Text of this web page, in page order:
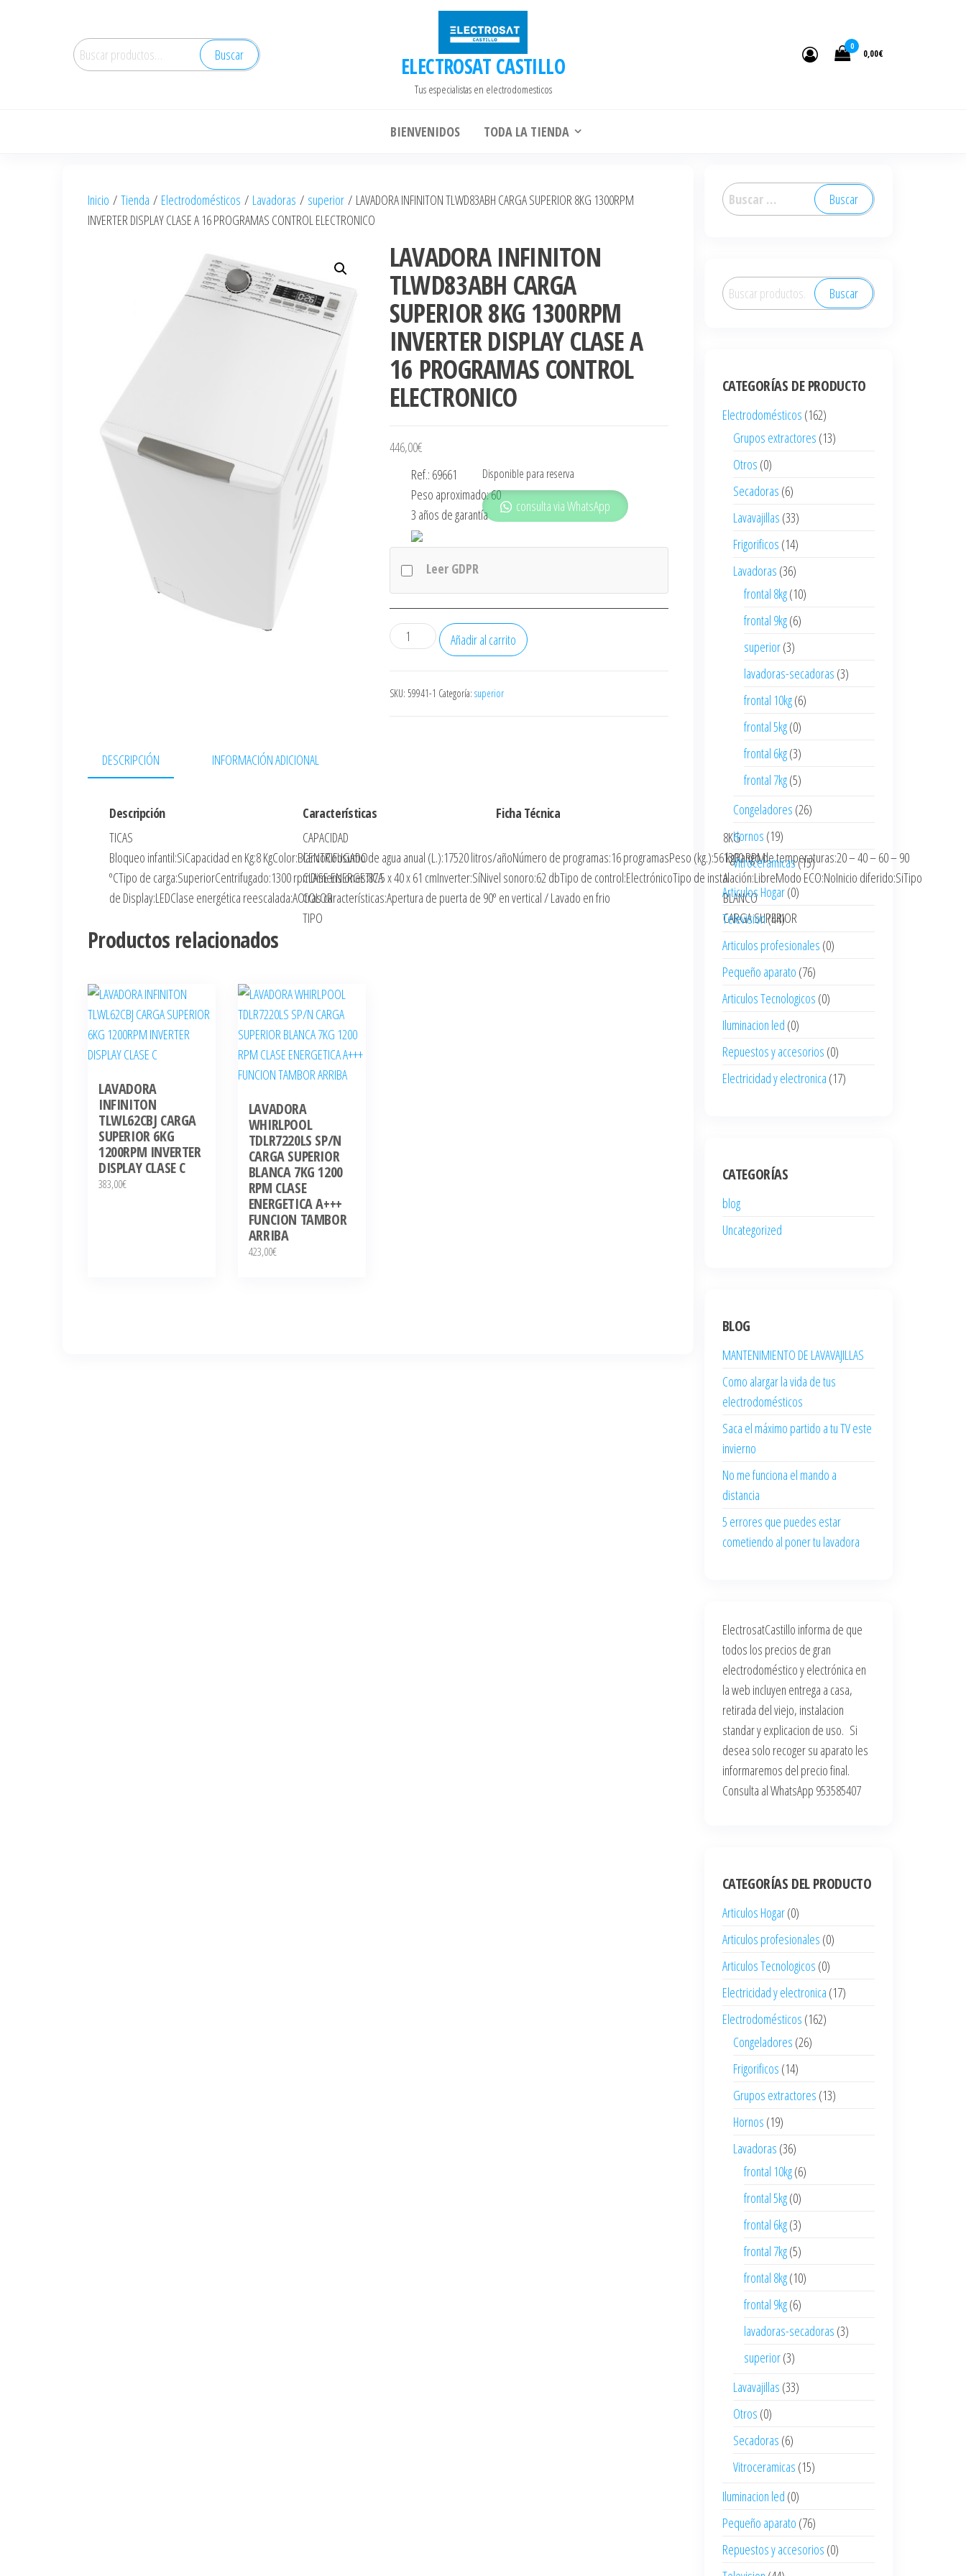
Buscar
por:
Buscar ELECTROSAT CASTILLO
Tus especialistas en electrodomesticos
0
0,00€
BIENVENIDOS TODA LA TIENDA
Inicio / Tienda / Electrodomésticos / Lavadoras / superior / LAVADORA INFINITON TLWD83ABH CARGA SUPERIOR 8KG 1300RPM
INVERTER DISPLAY CLASE A 16 PROGRAMAS CONTROL ELECTRONICO
LAVADORA INFINITON
TLWD83ABH CARGA
SUPERIOR 8KG 1300RPM
INVERTER DISPLAY CLASE A
16 PROGRAMAS CONTROL
ELECTRONICO
446,00€
Ref.: 69661
Peso aproximado: 60
3 años de garantía
Disponible para reserva
consulta via WhatsApp
Leer GDPR
LAVADORA
INFINITON
CARGA
16
PROGRAMAS
CONTROL
Añadir al carrito
SKU: 59941-1 Categoría: superior
DESCRIPCIÓN INFORMACIÓN ADICIONAL
Descripción
TICAS
Bloqueo infantil:SiCapacidad en Kg:8 KgColor:BlancoConsumo de agua anual (L.):17520 litros/añoNúmero de programas:16 programasPeso (kg.):56 kgRango de temperaturas:20 – 40 – 60 – 90
ºCTipo de carga:SuperiorCentrifugado:1300 rpmDimensiones:87.5 x 40 x 61 cmInverter:SíNivel sonoro:62 dbTipo de control:ElectrónicoTipo de instalación:LibreModo ECO:NoInicio diferido:SiTipo
de Display:LEDClase energética reescalada:AOtras características:Apertura de puerta de 90º en vertical / Lavado en frio
Características
CAPACIDAD
8KG
CENTRIFUGADO
1300 RPM
CLASE ENERGETICA
A
COLOR
BLANCO
TIPO
CARGA SUPERIOR
Ficha Técnica
Productos relacionados
LAVADORA
INFINITON
TLWL62CBJ CARGA
SUPERIOR 6KG
1200RPM INVERTER
DISPLAY CLASE C
383,00€
LAVADORA
WHIRLPOOL
TDLR7220LS SP/N
CARGA SUPERIOR
BLANCA 7KG 1200
RPM CLASE
ENERGETICA A+++
FUNCION TAMBOR
ARRIBA
423,00€
Buscar:
Buscar
por:
Buscar
CATEGORÍAS DE PRODUCTO
Electrodomésticos (162)
Grupos extractores (13)
Otros (0)
Secadoras (6)
Lavavajillas (33)
Frigorificos (14)
Lavadoras (36)
frontal 8kg(10)
frontal 9kg(6)
superior(3)
lavadoras-secadoras (3)
frontal 10kg(6)
frontal 5kg(0)
frontal 6kg(3)
frontal 7kg(5)
Congeladores (26)
Hornos (19)
Vitroceramicas(15)
Articulos Hogar(0)
Television(44)
Articulos profesionales (0)
Pequeño aparato (76)
Articulos Tecnologicos (0)
Iluminacion led (0)
Repuestos y accesorios (0)
Electricidad y electronica (17)
CATEGORÍAS
blog
Uncategorized
BLOG
MANTENIMIENTO DE LAVAVAJILLAS
Como alargar la vida de tus
electrodomésticos
Saca el máximo partido a tu TV este
invierno
No me funciona el mando a
distancia
5 errores que puedes estar
cometiendo al poner tu lavadora
ElectrosatCastillo informa de que
todos los precios de gran
electrodoméstico y electrónica en
la web incluyen entrega a casa,
retirada del viejo, instalacion
standar y explicacion de uso. Si
desea solo recoger su aparato les
informaremos del precio final.
Consulta al WhatsApp 953585407
CATEGORÍAS DEL PRODUCTO
Articulos Hogar(0)
Articulos profesionales (0)
Articulos Tecnologicos (0)
Electricidad y electronica (17)
Electrodomésticos (162)
Congeladores (26)
Frigorificos (14)
Grupos extractores (13)
Hornos (19)
Lavadoras (36)
frontal 10kg(6)
frontal 5kg(0)
frontal 6kg(3)
frontal 7kg(5)
frontal 8kg(10)
frontal 9kg(6)
lavadoras-secadoras (3)
superior(3)
Lavavajillas (33)
Otros (0)
Secadoras (6)
Vitroceramicas (15)
Iluminacion led (0)
Pequeño aparato (76)
Repuestos y accesorios (0)